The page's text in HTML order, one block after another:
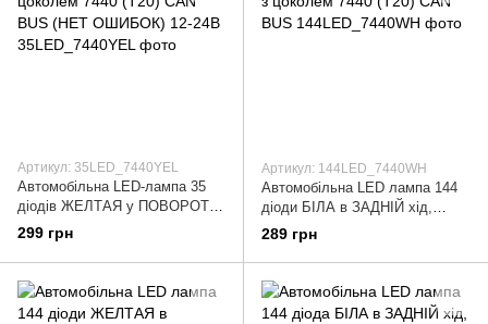
Артикул: 35LED_7440YEL
Автомобільна LED-лампа 35
діодів ЖЕЛТАЯ у ПОВОРОТ,
габарити з цоколем 7440 (T20)
CAN BUS (НЕТ ОШИБОК) 12-
24В
299 грн
Артикул: 144LED_7440WH
Автомобільна LED лампа 144
діоди БІЛА в ЗАДНІЙ хід,
ДХО, СТОП — ОЧЕНЬ ЯРКА з
цоколем 7440 (T20) CAN BUS
289 грн